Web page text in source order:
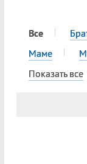
Все
Маме
Показать все